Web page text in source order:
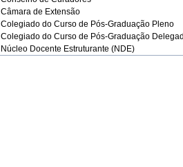
Câmara de Extensão
Colegiado do Curso de Pós-Graduação Pleno
Colegiado do Curso de Pós-Graduação
Núcleo Docente Estruturante (NDE)